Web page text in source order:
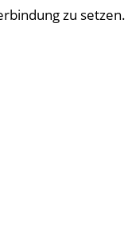
zu setzen.